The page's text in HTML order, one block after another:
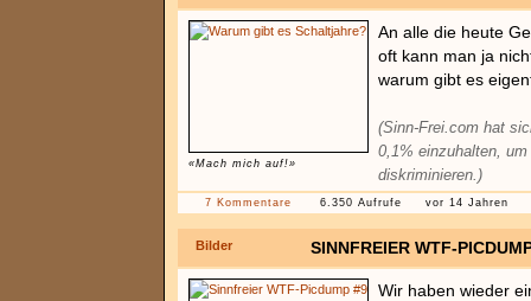
«Mach mich auf!»
An alle die heute
oft kann man ja
warum gibt es
(Sinn-Frei.com hat
0,1% einzuhalten,
diskriminieren.)
7 Kommentare 6.350 Aufrufe vor 14 Jahren
Bilder SINNFREIER WTF-
Wir haben wieder